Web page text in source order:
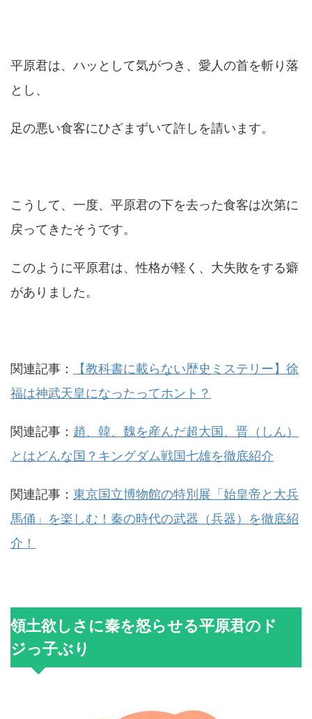
平原君は、ハッとして気がつき、愛人の首を斬り落
とし、
足の悪い食客にひざまずいて許しを請います。
こうして、一度、平原君の下を去った食客は次第に
戻ってきたそうです。
このように平原君は、性格が軽く、大失敗をする癖
がありました。
関連記事：
【教科書に載らない歴史ミステリー】徐
福は神武天皇になったってホント？
関連記事： 趙、韓、魏を産んだ超大国、晋（しん）
とはどんな国？キングダム戦国七雄を徹底紹介
関連記事： 東京国立博物館の特別展「始皇帝と大兵
馬俑」を楽しむ！秦の時代の武器（兵器）を徹底紹
介！
領土欲しさに秦を怒らせる平原君のド
ジっ子ぶり